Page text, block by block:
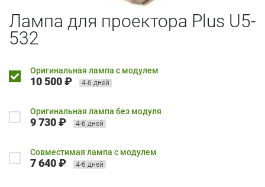
Лампа для проектора Plus U5-
532
Оригинальная лампа с модулем
10 500 ₽ 4-6 дней
Оригинальная лампа без модуля
9 730 ₽ 4-6 дней
Совместимая лампа с модулем
7 640 ₽ 4-6 дней